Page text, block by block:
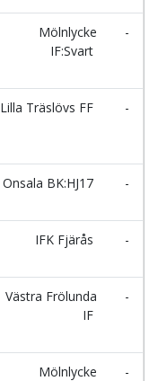
Mölnlycke
IF:Svart
-
Lilla Träslövs FF -
Onsala BK:HJ17 -
IFK Fjärås -
Västra Frölunda
IF
-
Mölnlycke
-